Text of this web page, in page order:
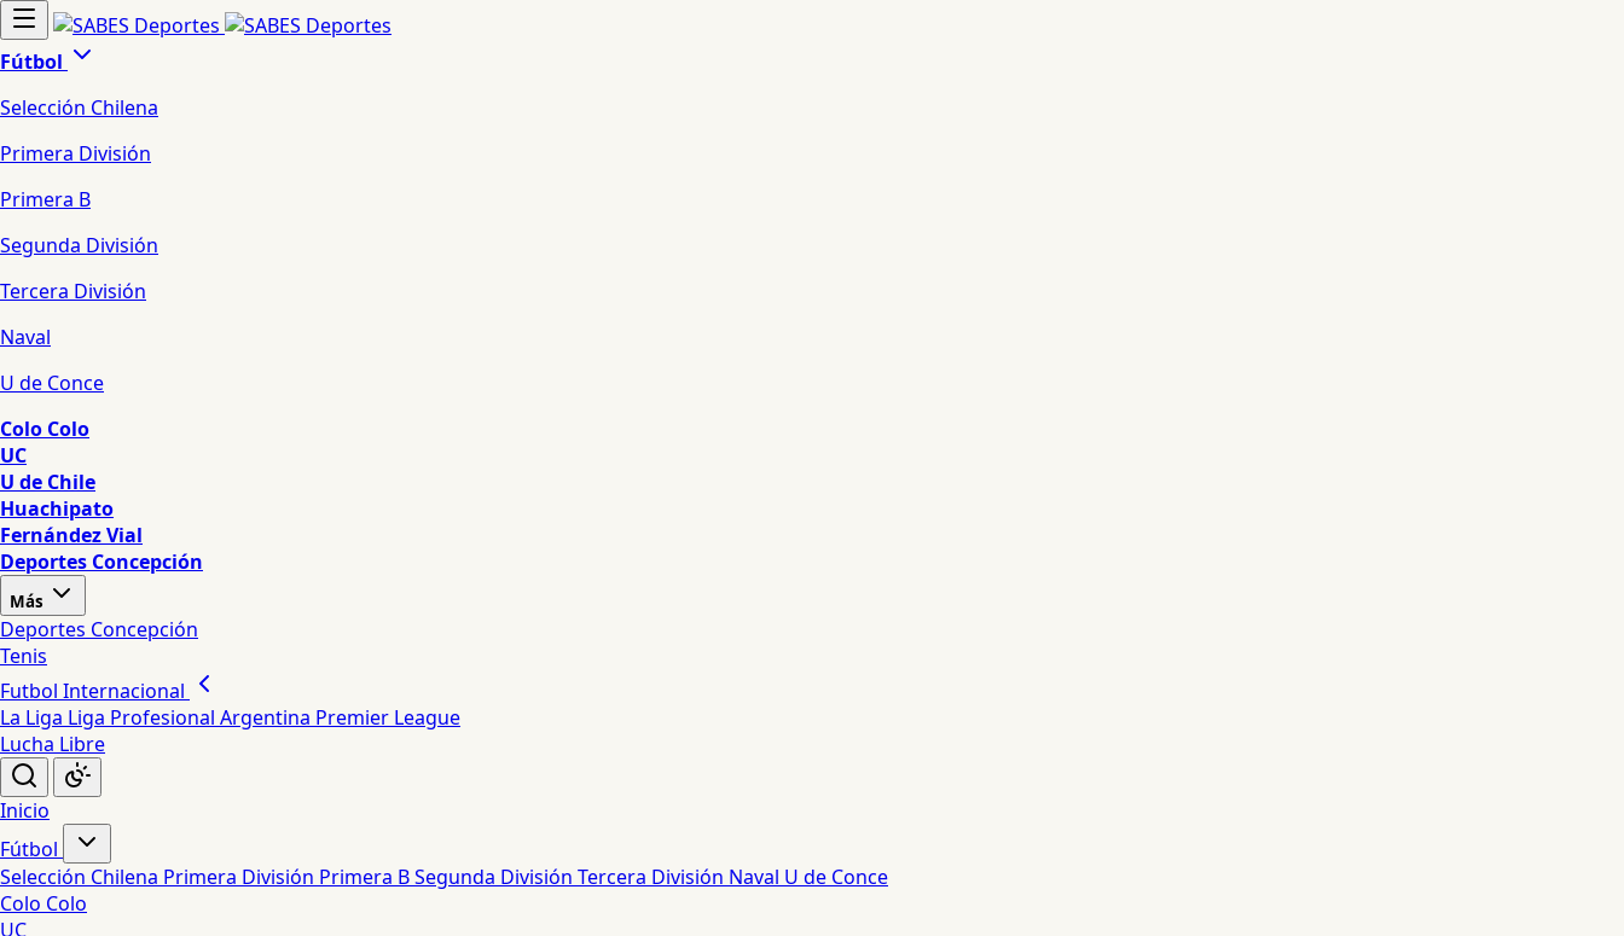
Fútbol
Selección Chilena
Primera División
Primera B
Segunda División
Tercera División
Naval
U de Conce
Colo Colo
UC
U de Chile
Huachipato
Fernández Vial
Deportes Concepción
Más
Deportes Concepción
Tenis
Futbol Internacional
La Liga Liga Profesional Argentina Premier League
Lucha Libre
Inicio
Fútbol
Selección Chilena Primera División Primera BSegunda División Tercera División Naval U de Conce
Colo Colo
UC